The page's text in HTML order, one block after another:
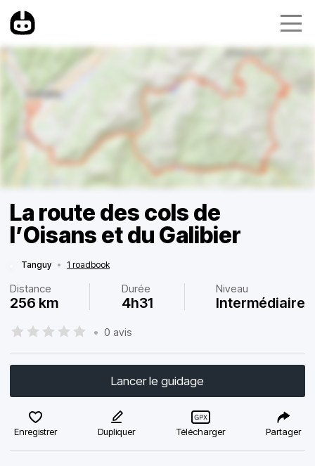
La route des cols de
l’Oisans et du Galibier
Tanguy • 1 roadbook
Distance
256 km
Durée
4h31
Niveau
Intermédiaire
• 0 avis
Lancer le guidage
Enregistrer Dupliquer Télécharger Partager